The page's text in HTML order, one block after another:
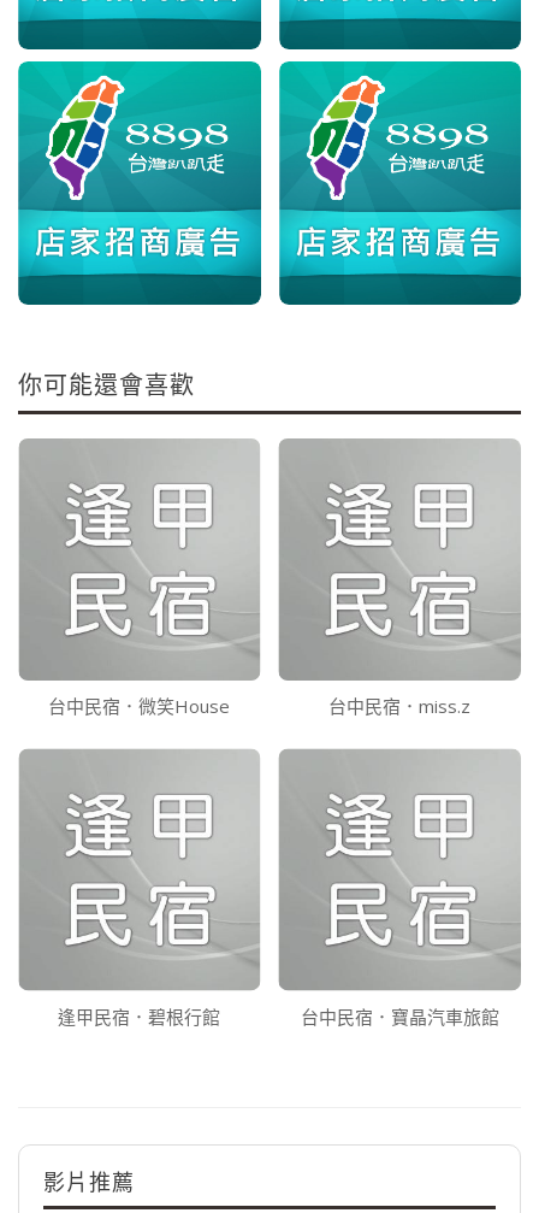
你可能還會喜歡
台中民宿．微笑House 台中民宿．miss.z
逢甲民宿．碧根行館 台中民宿．寶晶汽車旅館
影片推薦